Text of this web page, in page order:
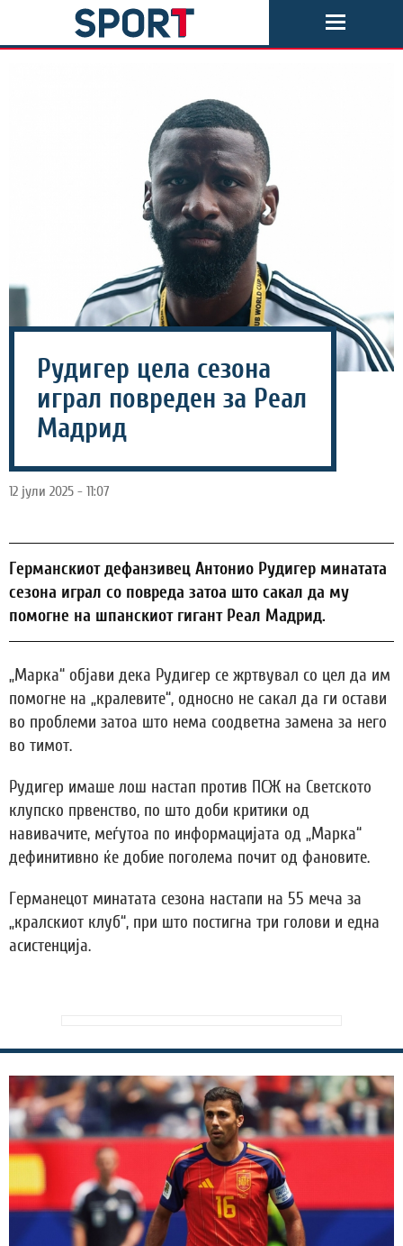
Рудигер цела сезона
играл повреден за Реал
Мадрид
12 јули 2025 - 11:07
Германскиот дефанзивец Антонио Рудигер минатата
сезона играл со повреда затоа што сакал да му
помогне на шпанскиот гигант Реал Мадрид.
„Марка“ објави дека Рудигер се жртвувал со цел да им
помогне на „кралевите“, односно не сакал да ги остави
во проблеми затоа што нема соодветна замена за него
во тимот.
Рудигер имаше лош настап против ПСЖ на Светското
клупско првенство, по што доби критики од
навивачите, меѓутоа по информацијата од „Марка“
дефинитивно ќе добие поголема почит од фановите.
Германецот минатата сезона настапи на 55 меча за
„кралскиот клуб“, при што постигна три голови и една
асистенција.